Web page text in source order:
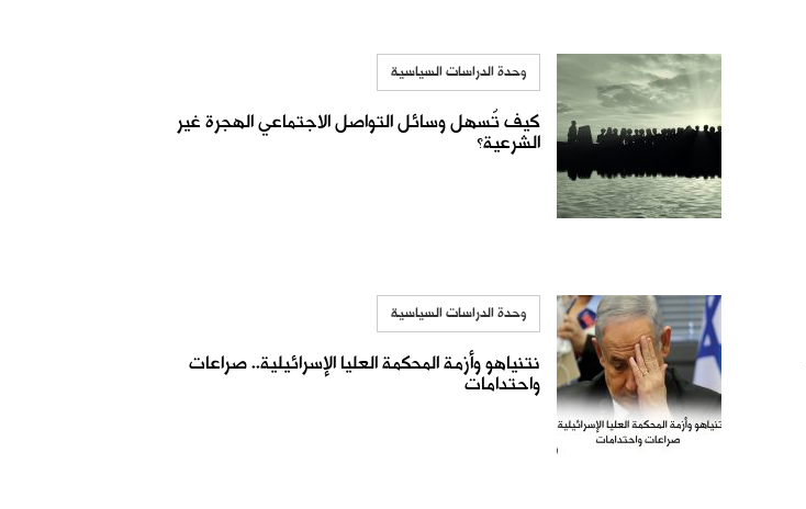
وحدة الدراسات السياسية
كيف تُسهل وسائل التواصل الاجتماعي الهجرة غير
الشرعية؟
وحدة الدراسات السياسية
نتنياهو وأزمة المحكمة العليا الإسرائيلية.. صراعات
واحتدامات